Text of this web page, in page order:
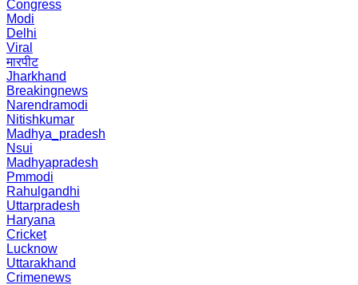
Congress
Modi
Delhi
Viral
मारपीट
Jharkhand
Breakingnews
Narendramodi
Nitishkumar
Madhya_pradesh
Nsui
Madhyapradesh
Pmmodi
Rahulgandhi
Uttarpradesh
Haryana
Cricket
Lucknow
Uttarakhand
Crimenews